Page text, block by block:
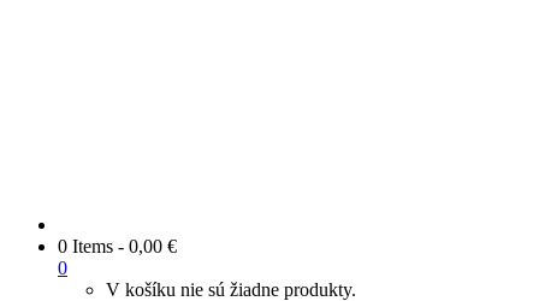
0 Items - 0,00 €
0
V košíku nie sú žiadne produkty.